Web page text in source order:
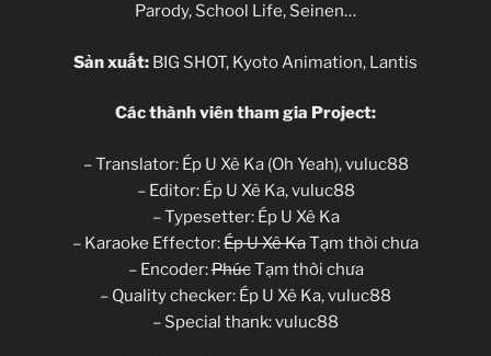
Parody, School Life, Seinen…
Sản xuất: BIG SHOT, Kyoto Animation, Lantis
Các thành viên tham gia Project:
– Translator: Ép U Xê Ka (Oh Yeah), vuluc88
– Editor: Ép U Xê Ka, vuluc88
– Typesetter: Ép U Xê Ka
– Karaoke Effector:Ép U Xê KaTạm thời chưa
– Encoder:PhúcTạm thời chưa
– Quality checker: Ép U Xê Ka, vuluc88
– Special thank: vuluc88